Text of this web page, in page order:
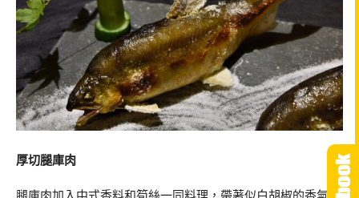
厚切腿庫肉
腿庫肉加入中式香料和筍絲一同料理，帶著似白胡椒的香氣